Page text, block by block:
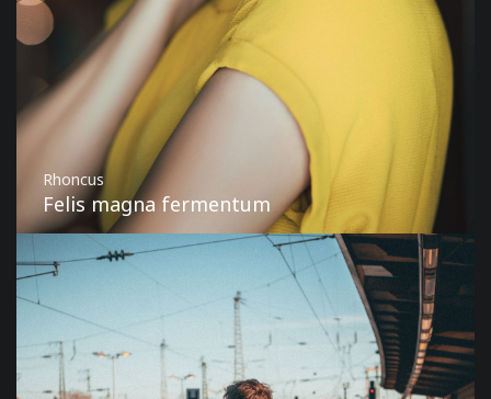
Rhoncus
Felis magna fermentum